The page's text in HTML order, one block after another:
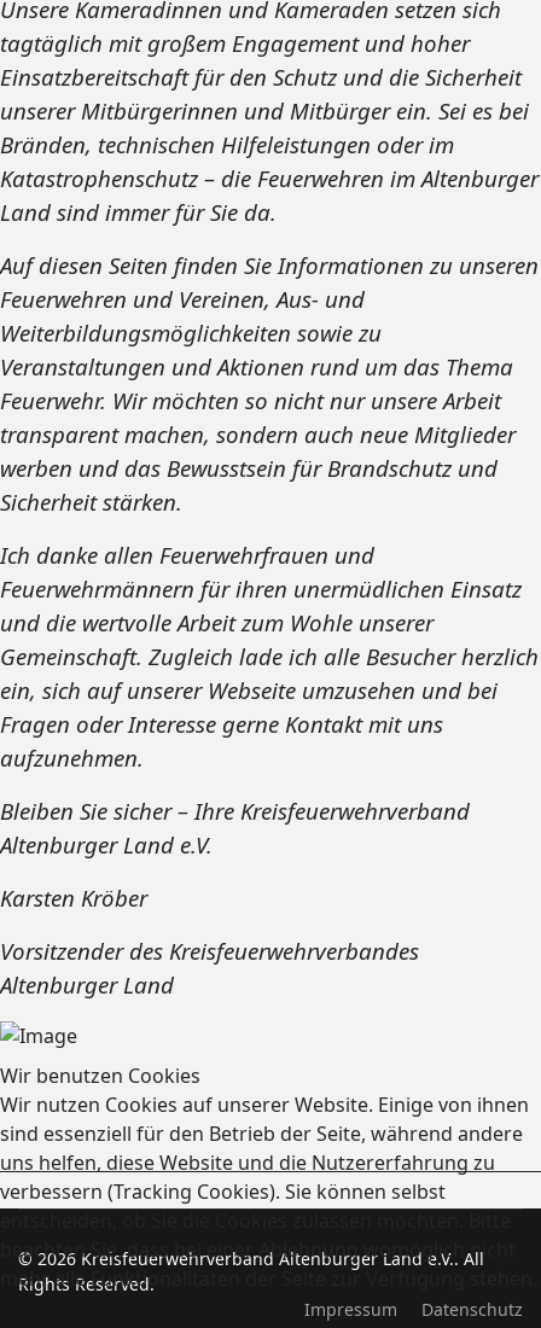
Unsere Kameradinnen und Kameraden setzen sich
tagtäglich mit großem Engagement und hoher
Einsatzbereitschaft für den Schutz und die Sicherheit
unserer Mitbürgerinnen und Mitbürger ein. Sei es bei
Bränden, technischen Hilfeleistungen oder im
Katastrophenschutz – die Feuerwehren im Altenburger
Land sind immer für Sie da.
Auf diesen Seiten finden Sie Informationen zu unseren
Feuerwehren und Vereinen, Aus- und
Weiterbildungsmöglichkeiten sowie zu
Veranstaltungen und Aktionen rund um das Thema
Feuerwehr. Wir möchten so nicht nur unsere Arbeit
transparent machen, sondern auch neue Mitglieder
werben und das Bewusstsein für Brandschutz und
Sicherheit stärken.
Ich danke allen Feuerwehrfrauen und
Feuerwehrmännern für ihren unermüdlichen Einsatz
und die wertvolle Arbeit zum Wohle unserer
Gemeinschaft. Zugleich lade ich alle Besucher herzlich
ein, sich auf unserer Webseite umzusehen und bei
Fragen oder Interesse gerne Kontakt mit uns
aufzunehmen.
Bleiben Sie sicher – Ihre Kreisfeuerwehrverband
Altenburger Land e.V.
Karsten Kröber
Vorsitzender des Kreisfeuerwehrverbandes
Altenburger Land
© 2026 Kreisfeuerwehrverband Altenburger Land e.V.. All
Rights Reserved.
Impressum
Datenschutz
Wir benutzen Cookies
Wir nutzen Cookies auf unserer Website. Einige von ihnen
sind essenziell für den Betrieb der Seite, während andere
uns helfen, diese Website und die Nutzererfahrung zu
verbessern (Tracking Cookies). Sie können selbst
beachten Sie, dass bei einer Ablehnung womöglich nicht
mehr alle Funktionalitäten der Seite zur Verfügung stehen.